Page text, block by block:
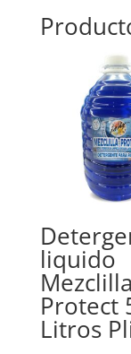
liquido
Mezclilla
Protect
Litros